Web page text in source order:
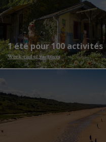
1 été pour 100 activités
Week-end et vacances